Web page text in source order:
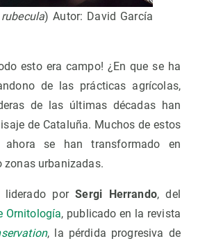
) Autor: David García
esto era campo! ¿En que se ha
de las prácticas agrícolas,
de las últimas décadas han
de Cataluña. Muchos de estos
ahora se han transformado en
zonas urbanizadas.
liderado porSergi Herrando, del
Ornitología, publicado en la revista
, la pérdida progresiva de